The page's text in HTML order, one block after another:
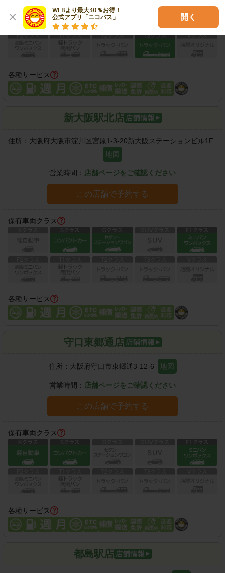
WEBより最大30％お得！
公式アプリ「ニコパス」
開く
各種サービス
新大阪駅北店
住所： 大阪府大阪市淀川区宮原1-3-20新大阪ステーションビル1F
地図
営業時間： 店舗ページをご確認ください
この店舗で予約する
保有車両クラス
各種サービス
守口東郷通店
住所： 大阪府守口市東郷通3-12-6 地図
営業時間： 店舗ページをご確認ください
この店舗で予約する
保有車両クラス
各種サービス
都島駅店